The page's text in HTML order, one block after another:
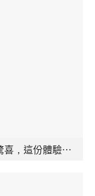
訪客從產蛋室中拾起溫熱雞蛋，難掩驚喜，這份體驗是超市貨架給不了的。